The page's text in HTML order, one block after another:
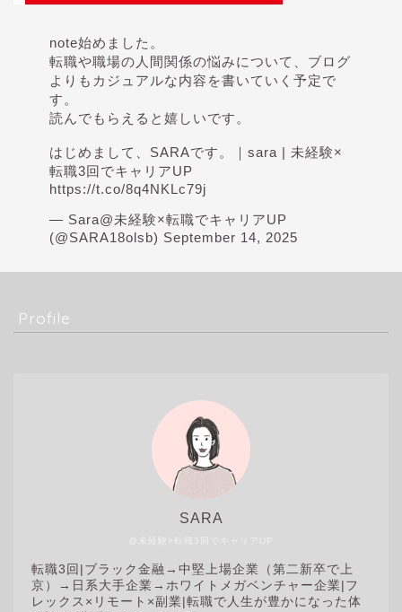
note始めました。
転職や職場の人間関係の悩みについて、ブログ
よりもカジュアルな内容を書いていく予定で
す。
読んでもらえると嬉しいです。
はじめまして、SARAです。｜sara | 未経験×
転職3回でキャリアUP
https://t.co/8q4NKLc79j
— Sara@未経験×転職でキャリアUP
(@SARA18olsb) September 14, 2025
Profile
@未経験×転職3回でキャリアUP
SARA
転職3回| ブラック金融→中堅上場企業（第二新卒で上
京）→日系大手企業→ホワイトメガベンチャー企業|フ
レックス×リモート×副業|転職で人生が豊かになった体